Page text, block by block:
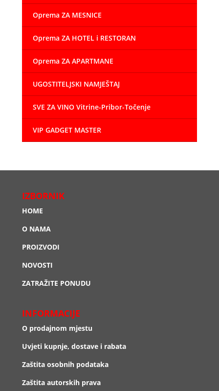
Oprema ZA MESNICE
Oprema ZA HOTEL i RESTORAN
Oprema ZA APARTMANE
UGOSTITELJSKI NAMJEŠTAJ
SVE ZA VINO Vitrine-Pribor-Točenje
VIP GADGET MASTER
IZBORNIK
HOME
O NAMA
PROIZVODI
NOVOSTI
ZATRAŽITE PONUDU
INFORMACIJE
O prodajnom mjestu
Uvjeti kupnje, dostave i rabata
Zaštita osobnih podataka
Zaštita autorskih prava